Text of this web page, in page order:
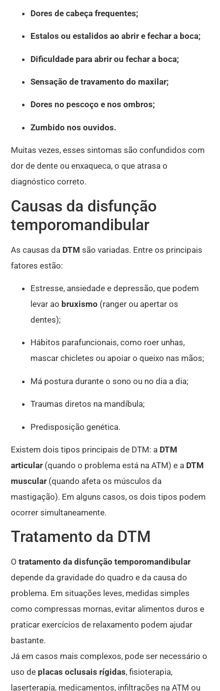
Dores de cabeça frequentes;
Estalos ou estalidos ao abrir e fechar a boca;
Dificuldade para abrir ou fechar a boca;
Sensação de travamento do maxilar;
Dores no pescoço e nos ombros;
Zumbido nos ouvidos.
Muitas vezes, esses sintomas são confundidos com
dor de dente ou enxaqueca, o que atrasa o
diagnóstico correto.
Causas da disfunção
temporomandibular
As causas da DTM são variadas. Entre os principais
fatores estão:
Estresse, ansiedade e depressão, que podem
levar ao bruxismo (ranger ou apertar os
dentes);
Hábitos parafuncionais, como roer unhas,
mascar chicletes ou apoiar o queixo nas mãos;
Má postura durante o sono ou no dia a dia;
Traumas diretos na mandíbula;
Predisposição genética.
Existem dois tipos principais de DTM: a DTM
articular (quando o problema está na ATM) e a DTM
muscular (quando afeta os músculos da
mastigação). Em alguns casos, os dois tipos podem
ocorrer simultaneamente.
Tratamento da DTM
Otratamento da disfunção temporomandibular
depende da gravidade do quadro e da causa do
problema. Em situações leves, medidas simples
como compressas mornas, evitar alimentos duros e
praticar exercícios de relaxamento podem ajudar
bastante.
Já em casos mais complexos, pode ser necessário o
uso de placas oclusais rígidas, fisioterapia,
laserterapia, medicamentos, infiltrações na ATM ou